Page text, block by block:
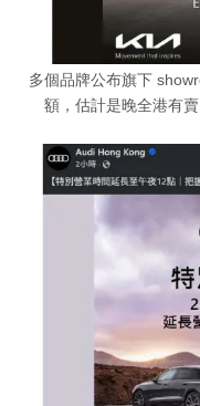
多個品牌公布旗下
額，估計是晚全港有